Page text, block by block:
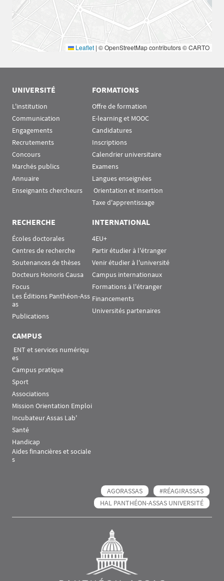
Leaflet | © OpenStreetMap contributors © CARTO
UNIVERSITÉ
L'institution
Communication
Engagements
Recrutements
Concours
Marchés publics
Annuaire
Enseignants chercheurs
FORMATIONS
Offre de formation
E-learning et MOOC
Candidatures
Inscriptions
Calendrier universitaire
Examens
Langues enseignées
Orientation et insertion
Taxe d'apprentissage
RECHERCHE
Écoles doctorales
Centres de recherche
Soutenances de thèses
Docteurs Honoris Causa
Focus
Les Éditions Panthéon-Ass
as
Publications
INTERNATIONAL
4EU+
Partir étudier à l'étranger
Venir étudier à l'université
Campus internationaux
Formations à l'étranger
Financements
Universités partenaires
CAMPUS
es
Campus pratique
Sport
Associations
Mission Orientation Emploi
Incubateur Assas Lab'
Santé
Handicap
Aides financières et sociale
s
AGORASSAS
#RÉAGIRASSAS
HAL PANTHÉON-ASSAS UNIVERSITÉ